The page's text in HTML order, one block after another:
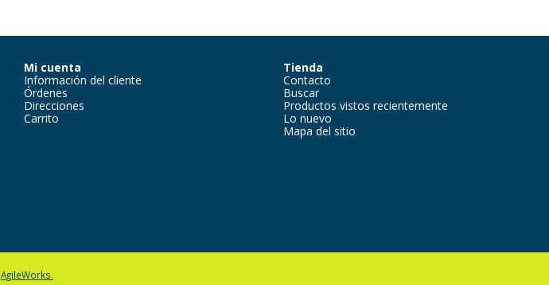
Mi cuenta
Información del cliente
Órdenes
Direcciones
Carrito
Tienda
Contacto
Buscar
Productos vistos recientemente
Lo nuevo
Mapa del sitio
AgileWorks.